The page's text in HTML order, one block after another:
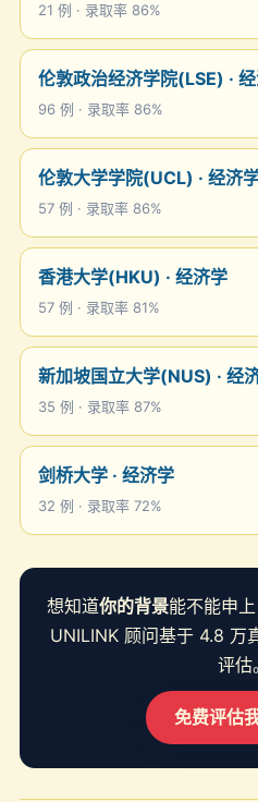
21 例 · 录取率 86%
伦敦政治经济学院(LSE) ·
96 例 · 录取率 86%
伦敦大学学院(UCL) · 经济
57 例 · 录取率 86%
香港大学(HKU) · 经济学
57 例 · 录取率 81%
新加坡国立大学(NUS) · 经
35 例 · 录取率 87%
剑桥大学 · 经济学
32 例 · 录取率 72%
想知道你的背景能不能申
UNILINK 顾问基于 4.8 万
评估。
免费评估